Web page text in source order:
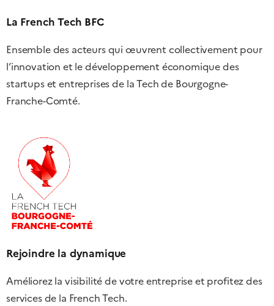
La French Tech BFC
Ensemble des acteurs qui œuvrent collectivement pour
l’innovation et le développement économique des
startups et entreprises de la Tech de Bourgogne-
Franche-Comté.
Rejoindre la dynamique
Améliorez la visibilité de votre entreprise et profitez des
services de la French Tech.